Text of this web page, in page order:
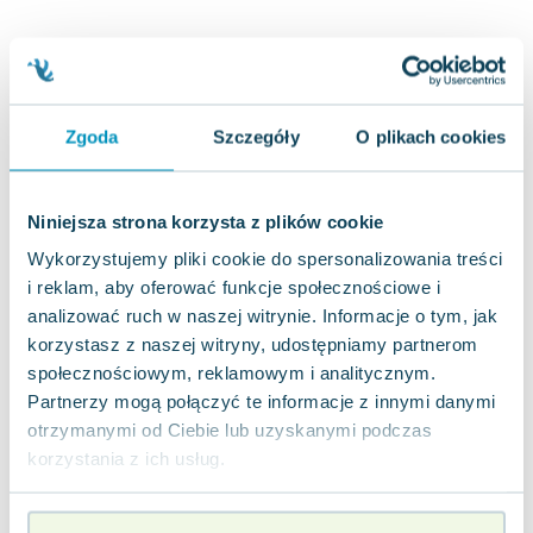
Zgoda Szczegóły O plikach cookies
Niniejsza strona korzysta z plików cookie
Wykorzystujemy pliki cookie do spersonalizowania treści
i reklam, aby oferować funkcje społecznościowe i
analizować ruch w naszej witrynie. Informacje o tym, jak
korzystasz z naszej witryny, udostępniamy partnerom
społecznościowym, reklamowym i analitycznym.
Partnerzy mogą połączyć te informacje z innymi danymi
otrzymanymi od Ciebie lub uzyskanymi podczas
korzystania z ich usług.
Aleksander Puszkin
Oscar Wilde
Małgorzata Ohme
Maddie Ziegler
Joanna Racewicz
Maria Seweryn
Janina Zającówna
Eric Helms
Anna Prus (oprac.)
Nela Mała Reporterka
Agnieszka Maciąg
Barbara Wrzesińska
Virginia Woolf